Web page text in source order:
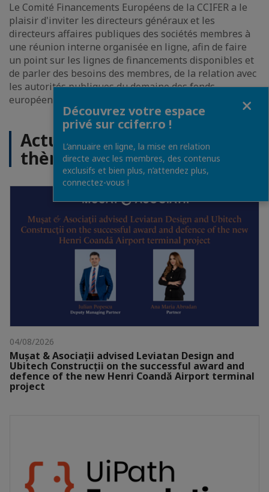
Le Comité Financements Européens de la CCIFER a le
plaisir d'inviter les directeurs généraux et les
directeurs affaires publiques des sociétés membres à
une réunion interne organisée en ligne, afin de faire
un point sur les lignes de financements disponibles et
de parler des besoins des membres, de la relation avec
les autorités publiques du domaine des fonds
européens dans cette période intense.
Actualités sur le même
thème
04/08/2026
Mușat & Asociații advised Leviatan Design and
Ubitech Construcții on the successful award and
defence of the new Henri Coandă Airport terminal
project
Découvrez votre espace
privé sur ccifer.ro !
L’annuaire en ligne, la mise en relation
directe avec les membres, des contenus
exclusifs et bien plus, n’attendez plus,
connectez-vous !